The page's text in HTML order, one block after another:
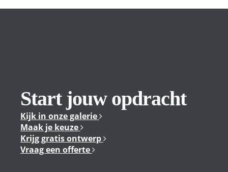
Start jouw opdracht
Kijk in onze galerie
Maak je keuze
Krijg gratis ontwerp
Vraag een offerte